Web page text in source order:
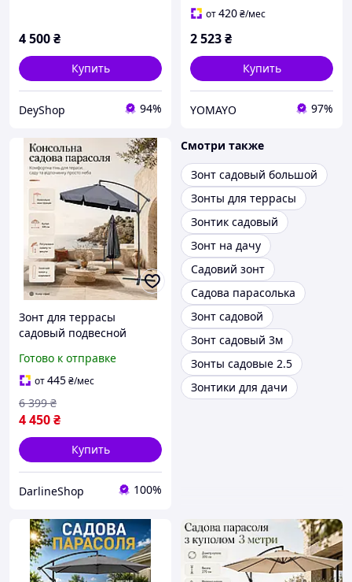
4 500₴
Купить
DeyShop 94%
от420₴/мес
2 523₴
Купить
YOMAYO 97%
Зонт для террасы
садовый подвесной
уличный зонт с чехлом
для сада балкона кафе
большой складной зонт
пляжный
Готово к отправке
от445₴/мес
4 450₴
6 399 ₴
Купить
DarlineShop 100%
Смотри также
Зонт садовый большой
Зонты для террасы
Зонтик садовый
Зонт на дачу
Садовий зонт
Садова парасолька
Зонт садовой
Зонт садовый 3м
Зонты садовые 2.5
Зонтики для дачи